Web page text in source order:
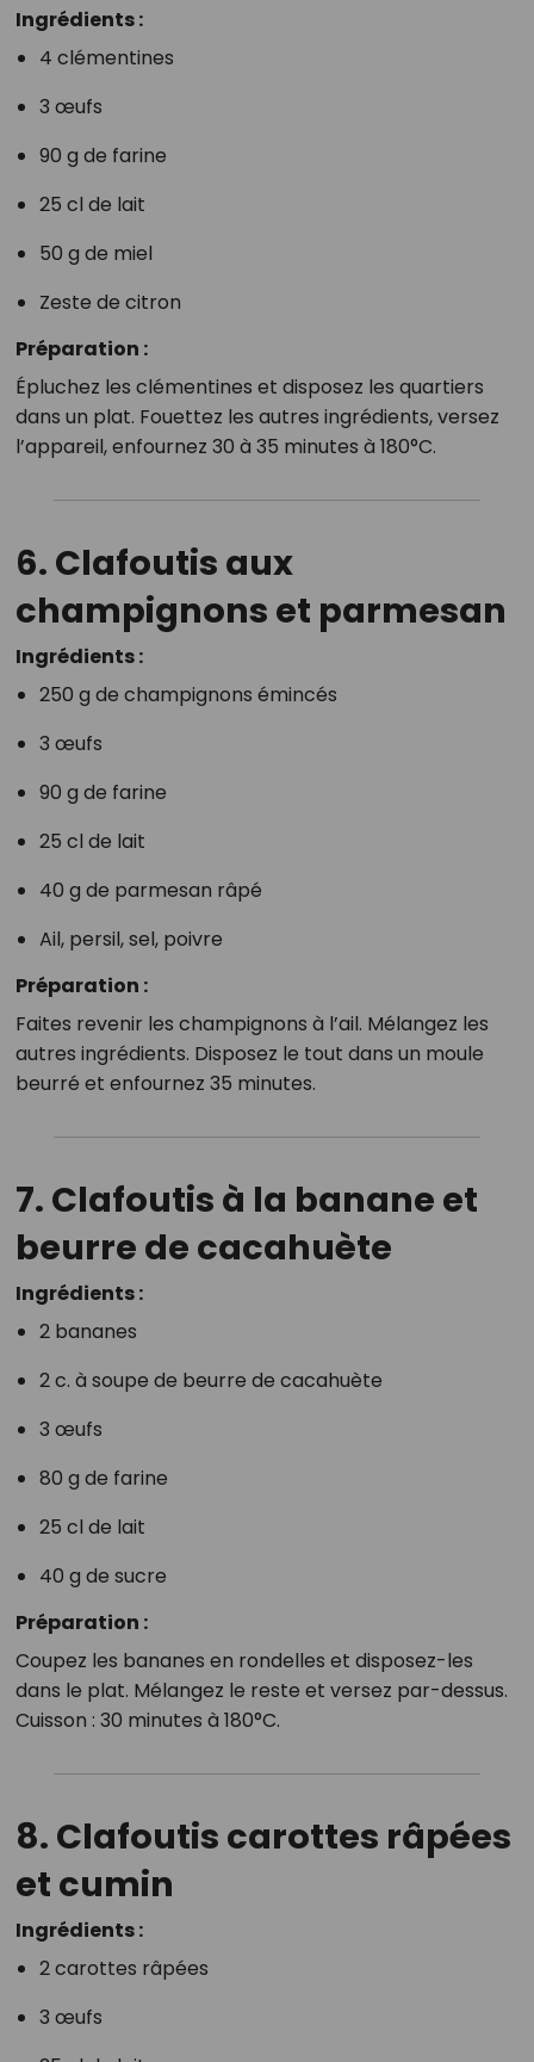
Ingrédients :
4 clémentines
3 œufs
90 g de farine
25 cl de lait
50 g de miel
Zeste de citron
Préparation :
Épluchez les clémentines et disposez les quartiers
dans un plat. Fouettez les autres ingrédients, versez
l’appareil, enfournez 30 à 35 minutes à 180°C.
6. Clafoutis aux
champignons et parmesan
Ingrédients :
250 g de champignons émincés
3 œufs
90 g de farine
25 cl de lait
40 g de parmesan râpé
Ail, persil, sel, poivre
Préparation :
Faites revenir les champignons à l’ail. Mélangez les
autres ingrédients. Disposez le tout dans un moule
beurré et enfournez 35 minutes.
7. Clafoutis à la banane et
beurre de cacahuète
Ingrédients :
2 bananes
2 c. à soupe de beurre de cacahuète
3 œufs
80 g de farine
25 cl de lait
40 g de sucre
Préparation :
Coupez les bananes en rondelles et disposez-les
dans le plat. Mélangez le reste et versez par-dessus.
Cuisson : 30 minutes à 180°C.
8. Clafoutis carottes râpées
et cumin
Ingrédients :
2 carottes râpées
3 œufs